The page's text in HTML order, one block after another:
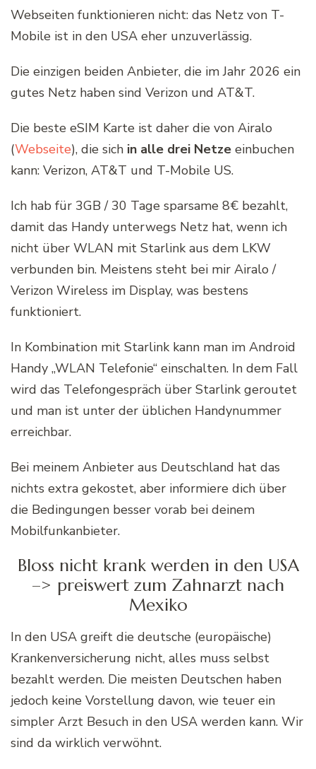
Webseiten funktionieren nicht: das Netz von T-
Mobile ist in den USA eher unzuverlässig.
Die einzigen beiden Anbieter, die im Jahr 2026 ein
gutes Netz haben sind Verizon und AT&T.
Die beste eSIM Karte ist daher die von Airalo
(Webseite), die sich in alle drei Netze einbuchen
kann: Verizon, AT&T und T-Mobile US.
Ich hab für 3GB / 30 Tage sparsame 8€ bezahlt,
damit das Handy unterwegs Netz hat, wenn ich
nicht über WLAN mit Starlink aus dem LKW
verbunden bin. Meistens steht bei mir Airalo /
Verizon Wireless im Display, was bestens
funktioniert.
In Kombination mit Starlink kann man im Android
Handy „WLAN Telefonie“ einschalten. In dem Fall
wird das Telefongespräch über Starlink geroutet
und man ist unter der üblichen Handynummer
erreichbar.
Bei meinem Anbieter aus Deutschland hat das
nichts extra gekostet, aber informiere dich über
die Bedingungen besser vorab bei deinem
Mobilfunkanbieter.
Bloss nicht krank werden in den USA
–> preiswert zum Zahnarzt nach
Mexiko
In den USA greift die deutsche (europäische)
Krankenversicherung nicht, alles muss selbst
bezahlt werden. Die meisten Deutschen haben
jedoch keine Vorstellung davon, wie teuer ein
simpler Arzt Besuch in den USA werden kann. Wir
sind da wirklich verwöhnt.